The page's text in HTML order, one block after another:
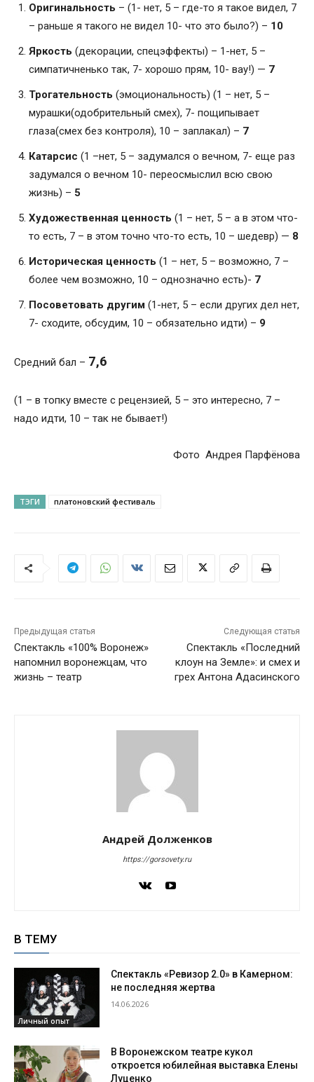
Оригинальность – (1- нет, 5 – где-то я такое видел, 7
– раньше я такого не видел 10- что это было?) – 10
Яркость (декорации, спецэффекты) – 1-нет, 5 –
симпатичненько так, 7- хорошо прям, 10- вау!) — 7
Трогательность (эмоциональность) (1 – нет, 5 –
мурашки(одобрительный смех), 7- пощипывает
глаза(смех без контроля), 10 – заплакал) – 7
Катарсис (1 –нет, 5 – задумался о вечном, 7- еще раз
задумался о вечном 10- переосмыслил всю свою
жизнь) – 5
Художественная ценность (1 – нет, 5 – а в этом что-
то есть, 7 – в этом точно что-то есть, 10 – шедевр) — 8
Историческая ценность (1 – нет, 5 – возможно, 7 –
более чем возможно, 10 – однозначно есть)- 7
Посоветовать другим (1-нет, 5 – если других дел нет,
7- сходите, обсудим, 10 – обязательно идти) – 9
Средний бал – 7,6
(1 – в топку вместе с рецензией, 5 – это интересно, 7 –
надо идти, 10 – так не бывает!)
Фото Андрея Парфёнова
ТЭГИ платоновский фестиваль
Предыдущая статья
Спектакль «100% Воронеж»
напомнил воронежцам, что
жизнь – театр
Следующая статья
Спектакль «Последний
клоун на Земле»: и смех и
грех Антона Адасинского
Андрей Долженков
https://gorsovety.ru
В ТЕМУ
Личный опыт
Спектакль «Ревизор 2.0» в Камерном:
не последняя жертва
14.06.2026
В Воронежском театре кукол
откроется юбилейная выставка Елены
Луценко